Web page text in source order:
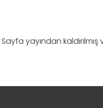
Sayfa yayından